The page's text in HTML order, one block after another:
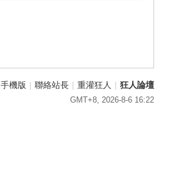
手機版 | 聯絡站長 | 重灌狂人 | 狂人論壇
GMT+8, 2026-8-6 16:22